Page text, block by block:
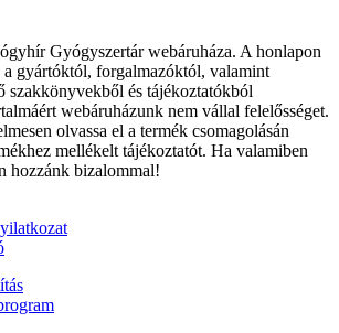
Gyógyszertár webáruháza. A honlapon
gyártóktól, forgalmazóktól, valamint
szakkönyvekből és tájékoztatókból
webáruházunk nem vállal felelősséget.
olvassa el a termék csomagolásán
mellékelt tájékoztatót. Ha valamiben
hozzánk bizalommal!